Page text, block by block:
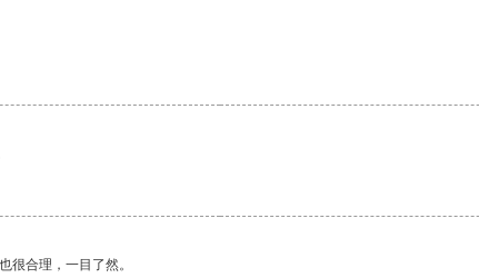
很合理，一目了然。